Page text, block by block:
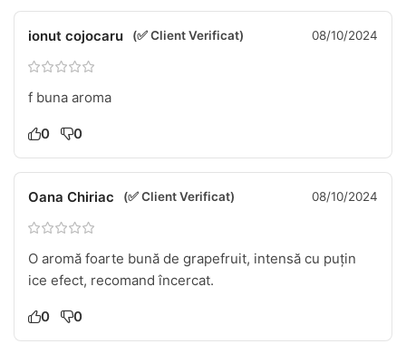
ionut cojocaru (✅ Client Verificat) 08/10/2024
f buna aroma
0 0
Oana Chiriac (✅ Client Verificat) 08/10/2024
O aromă foarte bună de grapefruit, intensă cu puțin
ice efect, recomand încercat.
0 0